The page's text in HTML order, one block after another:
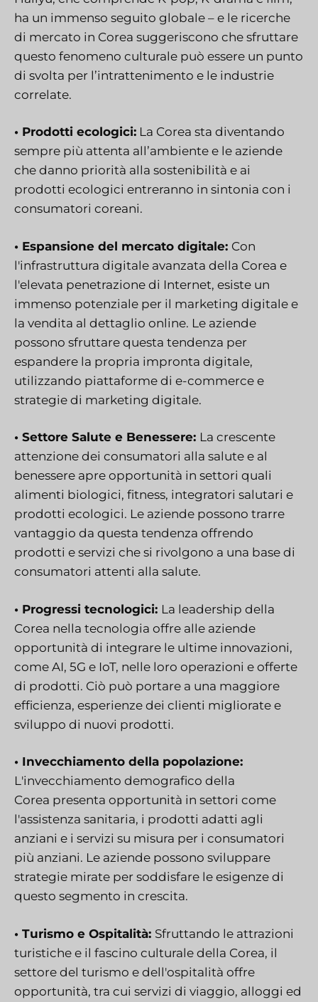
ha un immenso seguito globale – e le ricerche
di mercato in Corea suggeriscono che sfruttare
questo fenomeno culturale può essere un punto
di svolta per l’intrattenimento e le industrie
correlate.
• Prodotti ecologici: La Corea sta diventando
sempre più attenta all’ambiente e le aziende
che danno priorità alla sostenibilità e ai
prodotti ecologici entreranno in sintonia con i
consumatori coreani.
• Espansione del mercato digitale: Con
l'infrastruttura digitale avanzata della Corea e
l'elevata penetrazione di Internet, esiste un
immenso potenziale per il marketing digitale e
la vendita al dettaglio online. Le aziende
possono sfruttare questa tendenza per
espandere la propria impronta digitale,
utilizzando piattaforme di e-commerce e
strategie di marketing digitale.
• Settore Salute e Benessere: La crescente
attenzione dei consumatori alla salute e al
benessere apre opportunità in settori quali
alimenti biologici, fitness, integratori salutari e
prodotti ecologici. Le aziende possono trarre
vantaggio da questa tendenza offrendo
prodotti e servizi che si rivolgono a una base di
consumatori attenti alla salute.
• Progressi tecnologici: La leadership della
Corea nella tecnologia offre alle aziende
opportunità di integrare le ultime innovazioni,
come AI, 5G e IoT, nelle loro operazioni e offerte
di prodotti. Ciò può portare a una maggiore
efficienza, esperienze dei clienti migliorate e
sviluppo di nuovi prodotti.
• Invecchiamento della popolazione:
L'invecchiamento demografico della
Corea presenta opportunità in settori come
l'assistenza sanitaria, i prodotti adatti agli
anziani e i servizi su misura per i consumatori
più anziani. Le aziende possono sviluppare
strategie mirate per soddisfare le esigenze di
questo segmento in crescita.
• Turismo e Ospitalità: Sfruttando le attrazioni
turistiche e il fascino culturale della Corea, il
settore del turismo e dell'ospitalità offre
opportunità, tra cui servizi di viaggio, alloggi ed